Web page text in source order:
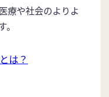
療や社会のよりよ
は？